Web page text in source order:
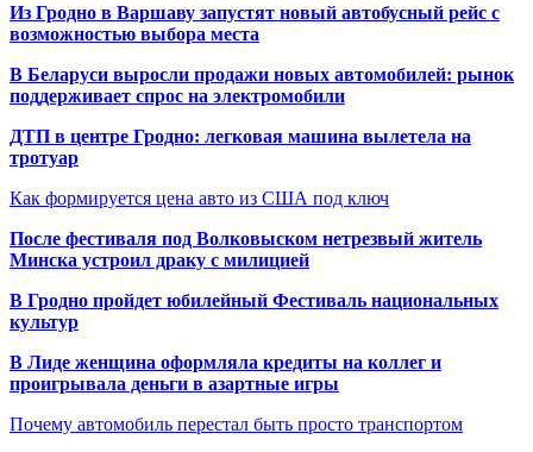
Из Гродно в Варшаву запустят новый автобусный рейс с
возможностью выбора места
В Беларуси выросли продажи новых автомобилей: рынок
поддерживает спрос на электромобили
ДТП в центре Гродно: легковая машина вылетела на
тротуар
Как формируется цена авто из США под ключ
После фестиваля под Волковыском нетрезвый житель
Минска устроил драку с милицией
В Гродно пройдет юбилейный Фестиваль национальных
культур
В Лиде женщина оформляла кредиты на коллег и
проигрывала деньги в азартные игры
Почему автомобиль перестал быть просто транспортом